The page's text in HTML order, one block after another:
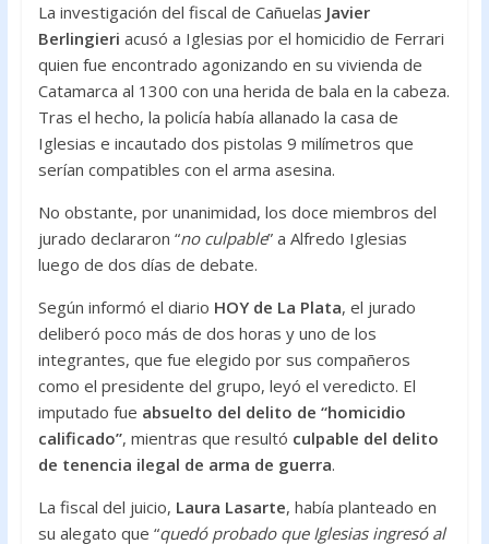
La investigación del fiscal de Cañuelas Javier
Berlingieri acusó a Iglesias por el homicidio de Ferrari
quien fue encontrado agonizando en su vivienda de
Catamarca al 1300 con una herida de bala en la cabeza.
Tras el hecho, la policía había allanado la casa de
Iglesias e incautado dos pistolas 9 milímetros que
serían compatibles con el arma asesina.
No obstante, por unanimidad, los doce miembros del
jurado declararon “no culpable” a Alfredo Iglesias
luego de dos días de debate.
Según informó el diario HOY de La Plata, el jurado
deliberó poco más de dos horas y uno de los
integrantes, que fue elegido por sus compañeros
como el presidente del grupo, leyó el veredicto. El
imputado fue absuelto del delito de “homicidio
calificado”, mientras que resultó culpable del delito
de tenencia ilegal de arma de guerra.
La fiscal del juicio, Laura Lasarte, había planteado en
su alegato que “quedó probado que Iglesias ingresó al